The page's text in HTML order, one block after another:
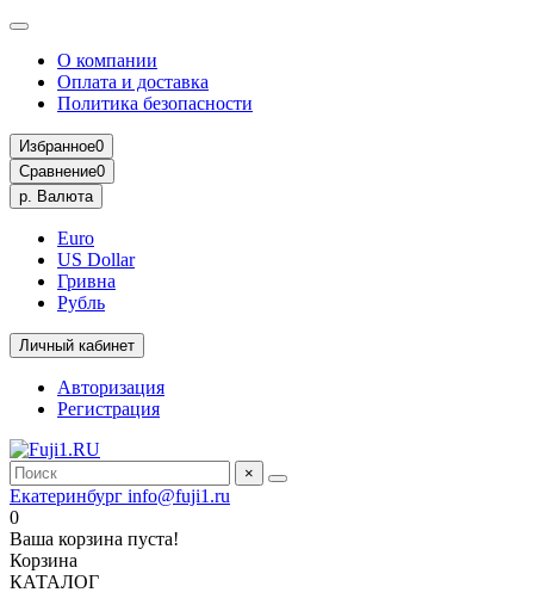
О компании
Оплата и доставка
Политика безопасности
Избранное0
Сравнение0
р. Валюта
Euro
US Dollar
Гривна
Рубль
Личный кабинет
Авторизация
Регистрация
×
Екатеринбург info@fuji1.ru
0
Ваша корзина пуста!
Корзина
КАТАЛОГ